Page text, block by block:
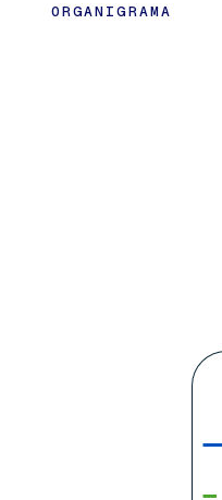
ORGANIGRAMA